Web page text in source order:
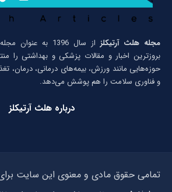
مجله هلث آرتیکلز
از سال 1396 به
بروزترین اخبار و مقالات پزشکی و بهداشتی را
حوزه‌هایی مانند ورزش، بیمه‌های درمانی، درمان،
و فناوری سلامت را هم پوشش می‌دهد.
درباره هلث آرتیکلز